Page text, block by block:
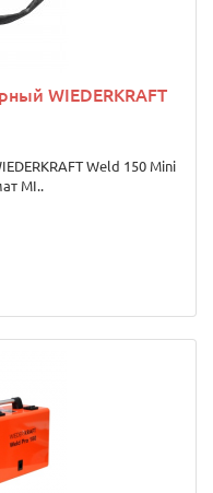
WIEDERKRAFT
Weld 150 Mini
MI..